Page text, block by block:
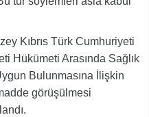
Kıbrıs Türk Cumhuriyeti
Hükümeti Arasında Sağlık
Bulunmasına İlişkin
görüşülmesi